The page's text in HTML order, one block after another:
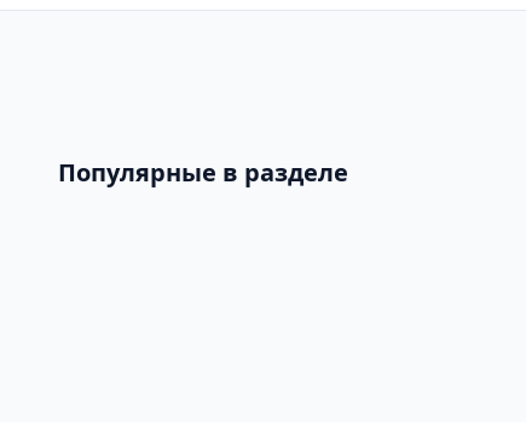
Популярные в разделе